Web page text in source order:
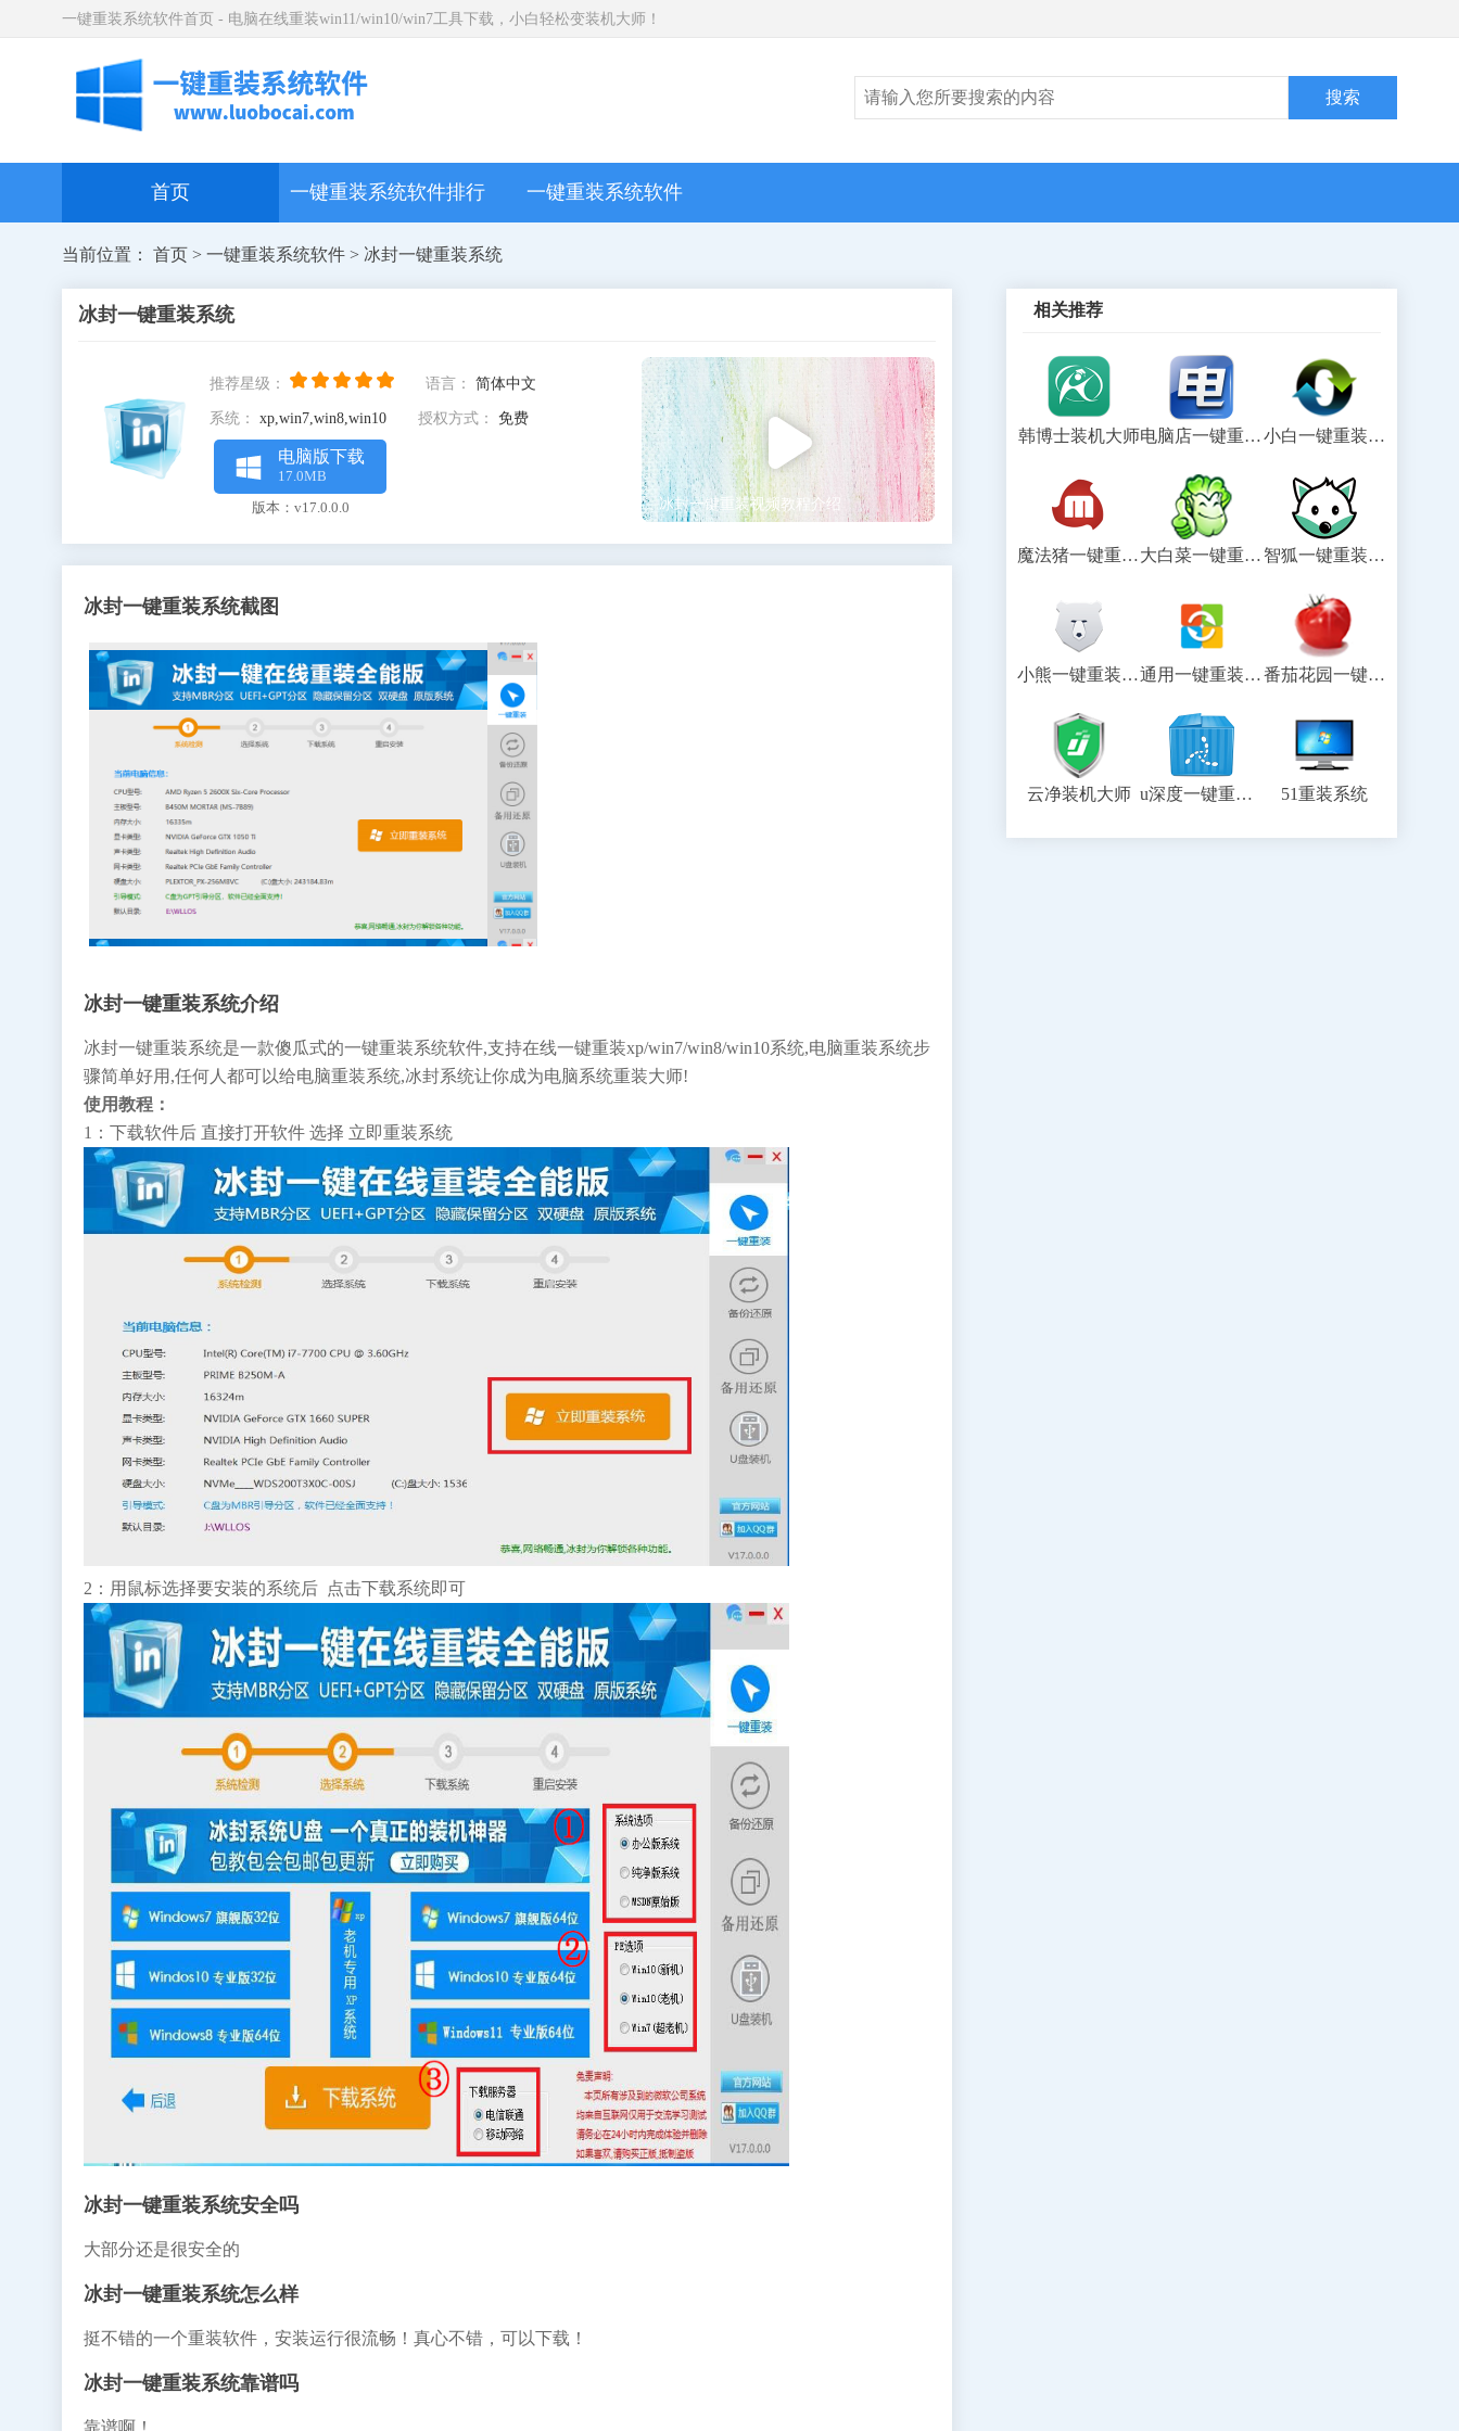
一键重装系统软件首页 - 电脑在线重装win11/win10/win7工具下载，小白轻松变装机大师！
首页 一键重装系统软件排行 一键重装系统软件
当前位置： 首页 > 一键重装系统软件 > 冰封一键重装系统
冰封一键重装系统
推荐星级： 语言： 简体中文
系统： xp,win7,win8,win10 授权方式： 免费
电脑版下载
17.0MB
版本：v17.0.0.0
冰封一键重装视频教程介绍
冰封一键重装系统截图
冰封一键重装系统介绍
冰封一键重装系统是一款傻瓜式的一键重装系统软件,支持在线一键重装xp/win7/win8/win10系统,电脑重装系统步
骤简单好用,任何人都可以给电脑重装系统,冰封系统让你成为电脑系统重装大师!
使用教程：
1：下载软件后 直接打开软件 选择 立即重装系统
2：用鼠标选择要安装的系统后 点击下载系统即可
冰封一键重装系统安全吗
大部分还是很安全的
冰封一键重装系统怎么样
挺不错的一个重装软件，安装运行很流畅！真心不错，可以下载！
冰封一键重装系统靠谱吗
靠谱啊！
相关推荐
韩博士装机大师 电脑店一键重装系统 小白一键重装系统
魔法猪一键重装系统 大白菜一键重装系统 智狐一键重装系统
小熊一键重装系统 通用一键重装系统 番茄花园一键重装系统
云净装机大师 u深度一键重装系统 51重装系统